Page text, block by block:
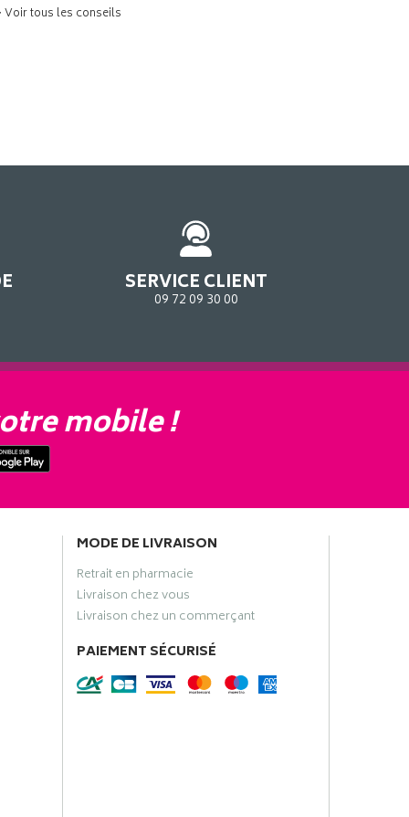
Voir tous les conseils
SERVICE CLIENT
09 72 09 30 00
mobile !
MODE DE LIVRAISON
Retrait en pharmacie
Livraison chez vous
Livraison chez un commerçant
PAIEMENT SÉCURISÉ